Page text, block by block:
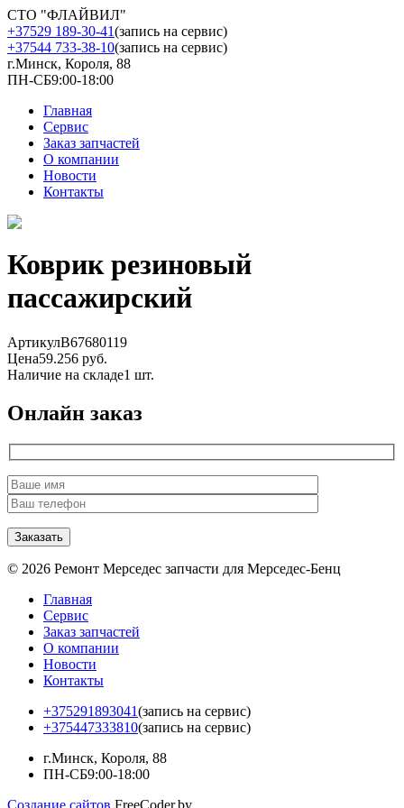
СТО "ФЛАЙВИЛ"
+37529 189-30-41(запись на сервис)
+37544 733-38-10(запись на сервис)
г.Минск, Короля, 88
ПН-СБ9:00-18:00
Главная
Сервис
Заказ запчастей
О компании
Новости
Контакты
Коврик резиновый
пассажирский
АртикулB67680119
Цена59.256 руб.
Наличие на складе1 шт.
Онлайн заказ
© 2026 Ремонт Мерседес запчасти для Мерседес-Бенц
Главная
Сервис
Заказ запчастей
О компании
Новости
Контакты
+375291893041(запись на сервис)
+375447333810(запись на сервис)
г.Минск, Короля, 88
ПН-СБ9:00-18:00